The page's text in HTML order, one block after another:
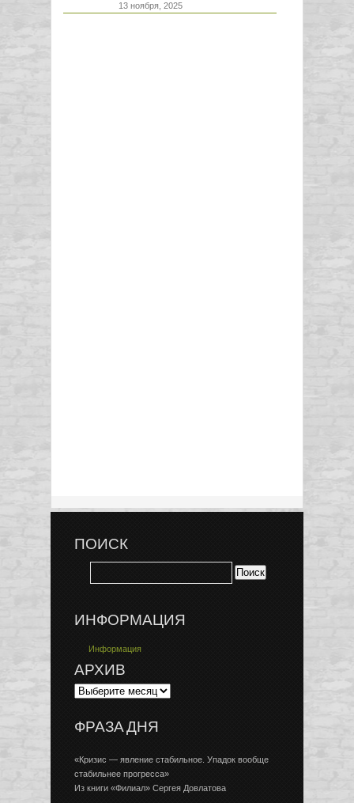
13 ноября, 2025
ПОИСК
ИНФОРМАЦИЯ
Информация
АРХИВ
ФРАЗА ДНЯ
«Кризис — явление стабильное. Упадок вообще
стабильнее прогресса»
Из книги «Филиал» Сергея Довлатова